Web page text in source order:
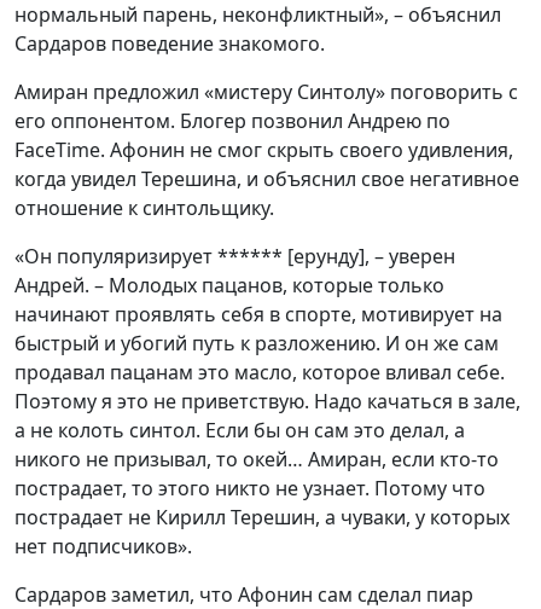
нормальный парень, неконфликтный», – объяснил
Сардаров поведение знакомого.
Амиран предложил «мистеру Синтолу» поговорить с
его оппонентом. Блогер позвонил Андрею по
FaceTime. Афонин не смог скрыть своего удивления,
когда увидел Терешина, и объяснил свое негативное
отношение к синтольщику.
«Он популяризирует ****** [ерунду], – уверен
Андрей. – Молодых пацанов, которые только
начинают проявлять себя в спорте, мотивирует на
быстрый и убогий путь к разложению. И он же сам
продавал пацанам это масло, которое вливал себе.
Поэтому я это не приветствую. Надо качаться в зале,
а не колоть синтол. Если бы он сам это делал, а
никого не призывал, то окей… Амиран, если кто-то
пострадает, то этого никто не узнает. Потому что
пострадает не Кирилл Терешин, а чуваки, у которых
нет подписчиков».
Сардаров заметил, что Афонин сам сделал пиар